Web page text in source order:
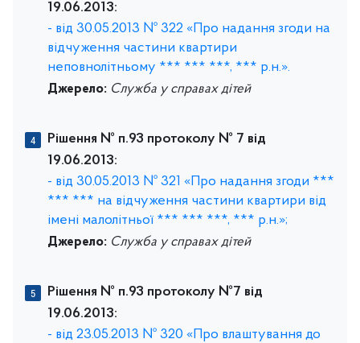
19.06.2013:
- від 30.05.2013 № 322 «Про надання згоди на
відчуження частини квартири
неповнолітньому *** *** ***, *** р.н.».
Джерело: Служба у справах дітей
Рішення № п.93 протоколу № 7 від
19.06.2013:
- від 30.05.2013 № 321 «Про надання згоди ***
*** *** на відчуження частини квартири від
імені малолітньої *** *** ***, *** р.н.»;
Джерело: Служба у справах дітей
Рішення № п.93 протоколу №7 від
19.06.2013:
- від 23.05.2013 № 320 «Про влаштування до